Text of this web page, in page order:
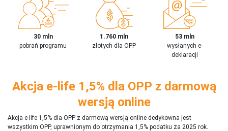
30 mln
pobrań programu
1.760 mln
złotych dla OPP
53 mln
wysłanych e-
deklaracji
Akcja e-life 1,5% dla OPP z darmową
wersją online
Akcja e-life 1,5% dla OPP z darmową wersją online dedykowna jest
wszystkim OPP, uprawnionym do otrzymania 1,5% podatku za 2025 rok.